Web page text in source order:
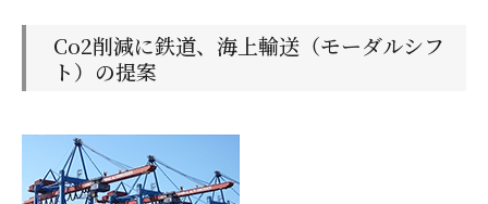
Co2削減に鉄道、海上輸送（モーダルシフ
ト）の提案